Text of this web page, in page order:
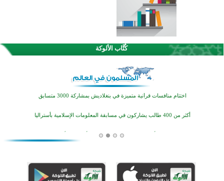
كُتَّاب الألوكة
اختتام الدورة التاسعة لمسابقة حفظ وتلاوة القرآن الكريم في أزناكاييف
تيسليتش تختتم برنامجا تعليميا لتعزيز القيم وبناء الشخصية للشباب المسلمين
اختتام منافسات قرآنية متميزة في بنغلاديش بمشاركة 3000 متسابق
أكبر مشروع إسلامي في ريف أستراليا يفتتح أبوابه بعد سنوات من العمل والعطاء